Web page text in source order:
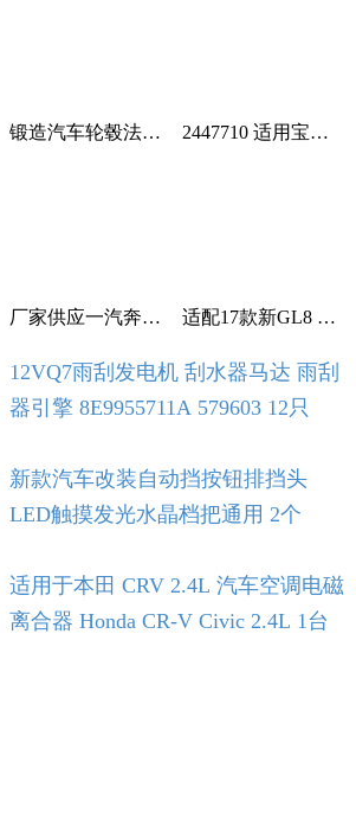
锻造汽车轮毂法兰盘加宽偏距垫片适用丰田霸道普拉多黑色阳极氧化 1只 2447710 适用宝马蓄电池紧急电池 84102447710 84109361678 1个
厂家供应一汽奔腾B30空调滤芯空调格空调滤清器 1个 适配17款新GL8 2.0T 2.5L空滤 空气滤芯 滤清器 空气格 5个
12VQ7雨刮发电机 刮水器马达 雨刮
器引擎 8E9955711A 579603 12只
新款汽车改装自动挡按钮排挡头
LED触摸发光水晶档把通用 2个
适用于本田 CRV 2.4L 汽车空调电磁
离合器 Honda CR-V Civic 2.4L 1台